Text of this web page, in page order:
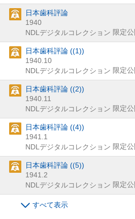
日本歯科評論
1940
NDLデジタルコレクション 限定
日本歯科評論 ((1))
1940.10
NDLデジタルコレクション 限定
日本歯科評論 ((2))
1940.11
NDLデジタルコレクション 限定
日本歯科評論 ((4))
1941.1
NDLデジタルコレクション 限定
日本歯科評論 ((5))
1941.2
NDLデジタルコレクション 限定
すべて表示